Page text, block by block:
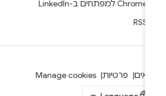
Chrome למפתחים ב-LinkedIn
פרטיות Manage cookies